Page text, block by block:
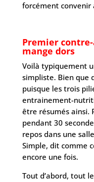
forcément convenir
Premier
mange dors
Voilà typiquement
simpliste. Bien que
puisque les trois
entrainement-
être résumés ainsi.
pendant 30
repos dans une
Simple, dit comme
encore une fois.
Tout d’abord, tout